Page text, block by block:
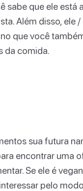
sabe que ele
Além disso, ele
que você
da comida.
sua futura
encontrar uma
Se ele é
pelo